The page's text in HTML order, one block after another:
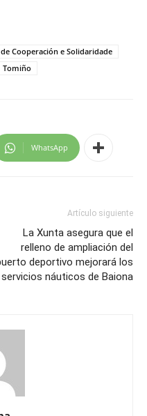
Cooperación e Solidaridade
Tomiño
WhatsApp
Artículo siguiente
La Xunta asegura que el
relleno de ampliación del
deportivo mejorará los
servicios náuticos de Baiona